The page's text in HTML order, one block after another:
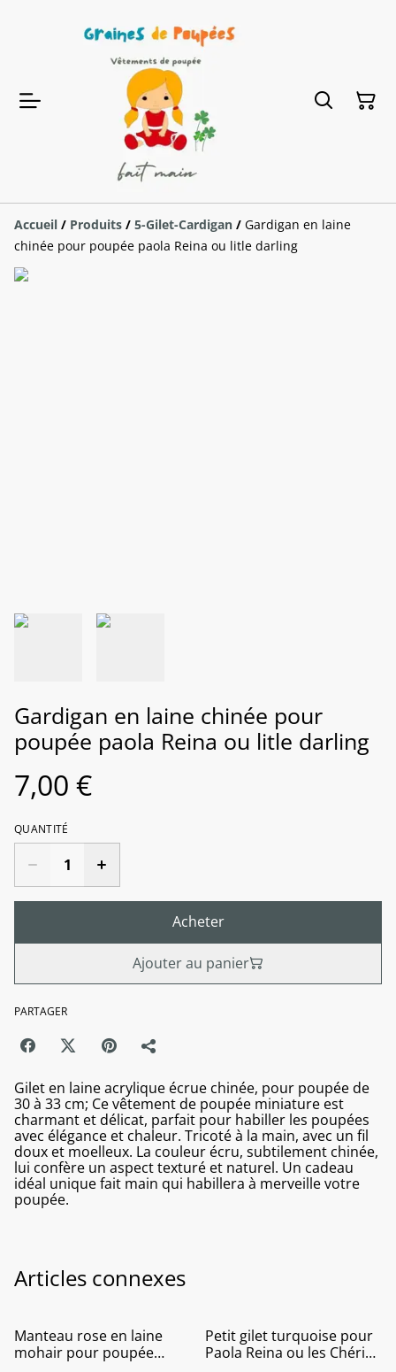
Accueil / Produits / 5-Gilet-Cardigan / Gardigan en laine
chinée pour poupée paola Reina ou litle darling
Gardigan en laine chinée pour
poupée paola Reina ou litle darling
7,00 €
QUANTITÉ
Acheter
Ajouter au panier
PARTAGER
Gilet en laine acrylique écrue chinée, pour poupée de
30 à 33 cm; Ce vêtement de poupée miniature est
charmant et délicat, parfait pour habiller les poupées
avec élégance et chaleur. Tricoté à la main, avec un fil
doux et moelleux. La couleur écru, subtilement chinée,
lui confère un aspect texturé et naturel. Un cadeau
idéal unique fait main qui habillera à merveille votre
poupée.
Articles connexes
Manteau rose en laine
mohair pour poupée
Petit gilet turquoise pour
Paola Reina ou les Chéries